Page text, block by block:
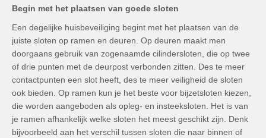
Begin met het plaatsen van goede sloten
Een degelijke huisbeveiliging begint met het plaatsen van de
juiste sloten op ramen en deuren. Op deuren maakt men
doorgaans gebruik van zogenaamde cilindersloten, die op twee
of drie punten met de deurpost verbonden zitten. Des te meer
contactpunten een slot heeft, des te meer veiligheid de sloten
ook bieden. Op ramen kun je het beste voor bijzetsloten kiezen,
die worden aangeboden als opleg- en insteeksloten. Het is van
je ramen afhankelijk welke sloten het meest geschikt zijn. Denk
bijvoorbeeld aan het verschil tussen sloten die naar binnen of